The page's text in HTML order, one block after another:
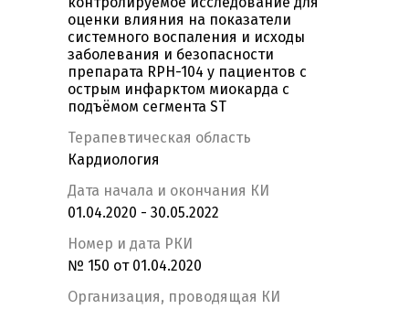
оценки влияния на показатели
системного воспаления и исходы
заболевания и безопасности
препарата RPH-104 у пациентов с
острым инфарктом миокарда с
подъёмом сегмента ST
Терапевтическая область
Кардиология
Дата начала и окончания КИ
01.04.2020 - 30.05.2022
Номер и дата РКИ
№ 150 от 01.04.2020
Организация, проводящая КИ